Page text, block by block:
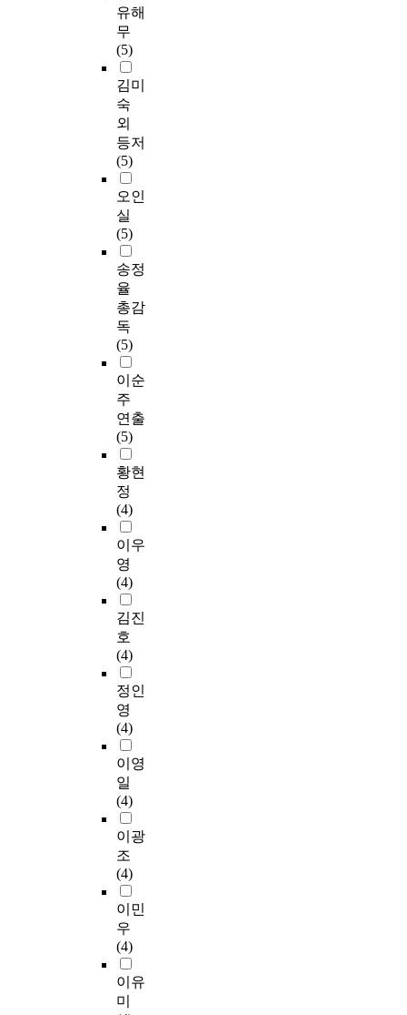
유해
무
(5)
김미
숙
외
등저
(5)
오인
실
(5)
송정
율
총감
독
(5)
이순
주
연출
(5)
황현
정
(4)
이우
영
(4)
김진
호
(4)
정인
영
(4)
이영
일
(4)
이광
조
(4)
이민
우
(4)
이유
미